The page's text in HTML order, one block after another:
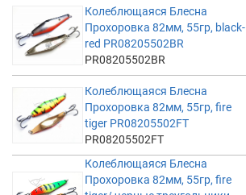
Колеблющаяся Блесна
Прохоровка 82мм, 55гр, black-
red PR08205502BR
PR08205502BR
Колеблющаяся Блесна
Прохоровка 82мм, 55гр, fire
tiger PR08205502FT
PR08205502FT
Колеблющаяся Блесна
Прохоровка 82мм, 55гр, fire